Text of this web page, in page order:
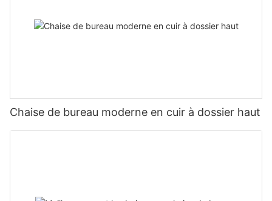
Chaise de bureau moderne en cuir à dossier haut